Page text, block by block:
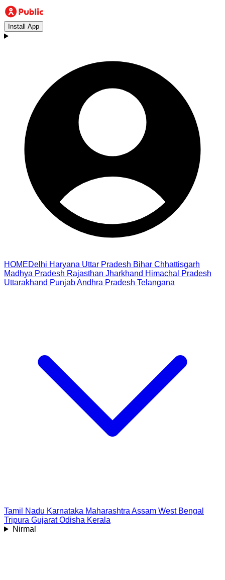
Install App
HOMEDelhi Haryana Uttar Pradesh Bihar Chhattisgarh
Madhya Pradesh Rajasthan Jharkhand Himachal Pradesh
Uttarakhand PunjabAndhra Pradesh Telangana
Tamil Nadu Karnataka Maharashtra Assam West Bengal
Tripura Gujarat Odisha Kerala
Nirmal